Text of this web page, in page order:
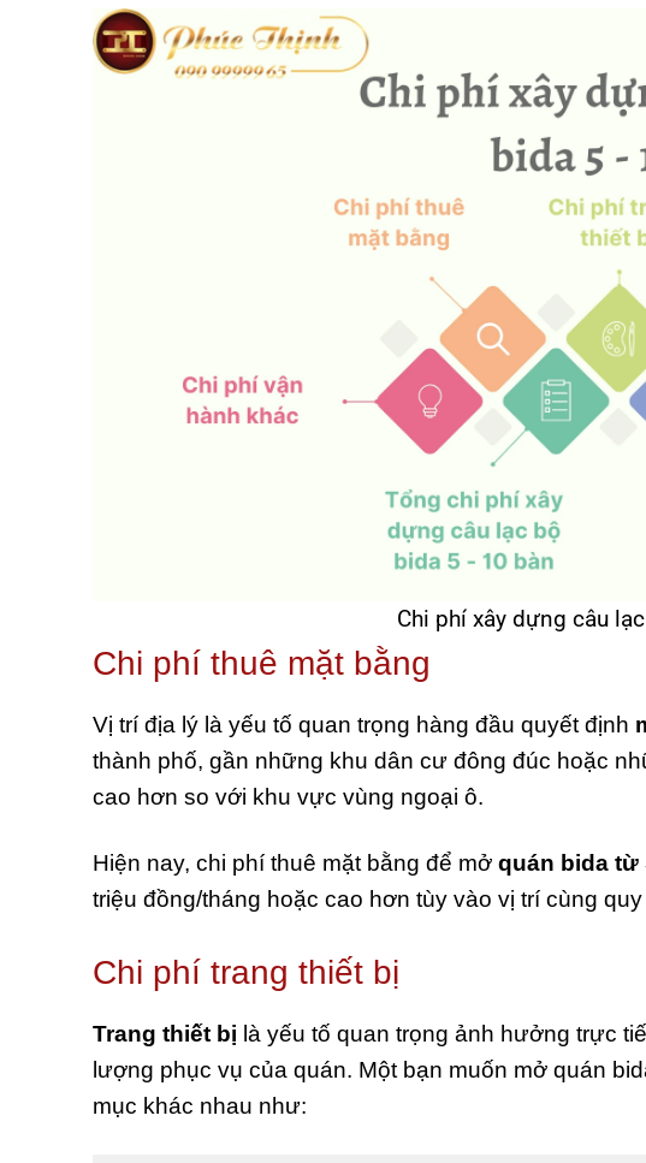
Chi phí xây dựng câu
Chi phí thuê mặt bằng
Vị trí địa lý là yếu tố quan trọng hàng đầu quyết định
thành phố, gần những khu dân cư đông đúc hoặc
cao hơn so với khu vực vùng ngoại ô.
Hiện nay, chi phí thuê mặt bằng để mở quán bida từ
triệu đồng/tháng hoặc cao hơn tùy vào vị trí cùng
Chi phí trang thiết bị
Trang thiết bị là yếu tố quan trọng ảnh hưởng trực
lượng phục vụ của quán. Một bạn muốn mở quán
mục khác nhau như: